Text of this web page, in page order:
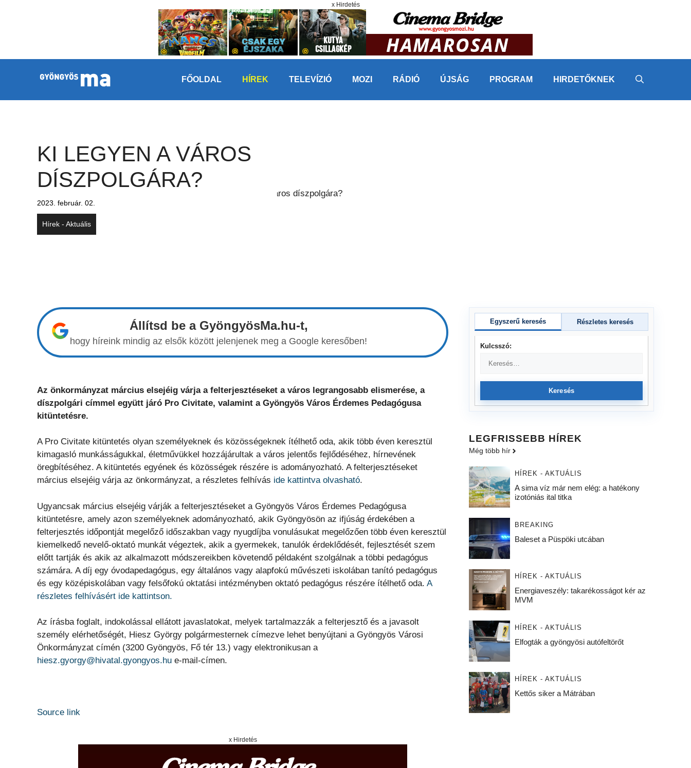
x Hirdetés
FŐOLDAL HÍREK TELEVÍZIÓ MOZI RÁDIÓ ÚJSÁG PROGRAM HIRDETŐKNEK
KI LEGYEN A VÁROS
DÍSZPOLGÁRA?
2023. február. 02.
Hírek - Aktuális
Állítsd be a GyöngyösMa.hu-t,
hogy híreink mindig az elsők között jelenjenek meg a Google keresőben!
Az önkormányzat március elsejéig várja a felterjesztéseket a város legrangosabb elismerése, a
díszpolgári címmel együtt járó Pro Civitate, valamint a Gyöngyös Város Érdemes Pedagógusa
kitüntetésre.
A Pro Civitate kitüntetés olyan személyeknek és közösségeknek ítélhető oda, akik több éven keresztül
kimagasló munkásságukkal, életművükkel hozzájárultak a város jelentős fejlődéséhez, hírnevének
öregbítéséhez. A kitüntetés egyének és közösségek részére is adományozható. A felterjesztéseket
március elsejéig várja az önkormányzat, a részletes felhívás ide kattintva olvasható.
Ugyancsak március elsejéig várják a felterjesztéseket a Gyöngyös Város Érdemes Pedagógusa
kitüntetésre, amely azon személyeknek adományozható, akik Gyöngyösön az ifjúság érdekében a
felterjesztés időpontját megelőző időszakban vagy nyugdíjba vonulásukat megelőzően több éven keresztül
kiemelkedő nevelő-oktató munkát végeztek, akik a gyermekek, tanulók érdeklődését, fejlesztését szem
előtt tartják és akik az alkalmazott módszereikben követendő példaként szolgálnak a többi pedagógus
számára. A díj egy óvodapedagógus, egy általános vagy alapfokú művészeti iskolában tanító pedagógus
és egy középiskolában vagy felsőfokú oktatási intézményben oktató pedagógus részére ítélhető oda. A
részletes felhívásért ide kattintson.
Az írásba foglalt, indokolással ellátott javaslatokat, melyek tartalmazzák a felterjesztő és a javasolt
személy elérhetőségét, Hiesz György polgármesternek címezve lehet benyújtani a Gyöngyös Városi
Önkormányzat címén (3200 Gyöngyös, Fő tér 13.) vagy elektronikusan a
hiesz.gyorgy@hivatal.gyongyos.hu e-mail-címen.
Source link
x Hirdetés
Egyszerű keresés Részletes keresés
Kulcsszó:
Keresés
LEGFRISSEBB HÍREK
Még több hír
HÍREK - AKTUÁLIS
A sima víz már nem elég: a hatékony
izotóniás ital titka
BREAKING
Baleset a Püspöki utcában
HÍREK - AKTUÁLIS
Energiaveszély: takarékosságot kér az
MVM
HÍREK - AKTUÁLIS
Elfogták a gyöngyösi autófeltörőt
HÍREK - AKTUÁLIS
Kettős siker a Mátrában